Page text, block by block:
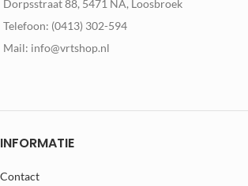
Dorpsstraat 88, 5471 NA, Loosbroek
Telefoon: (0413) 302-594
Mail: info@vrtshop.nl
INFORMATIE
Contact